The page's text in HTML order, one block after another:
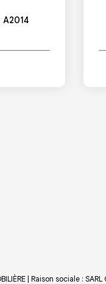
A2014
| Raison sociale :